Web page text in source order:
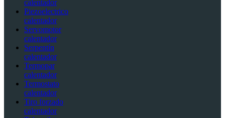
calentador
Piezoelectrico
calentador
Servomotor
calentador
Serpentín
calentador
Termopar
calentador
Termostato
calentador
Tiro forzado
calentador